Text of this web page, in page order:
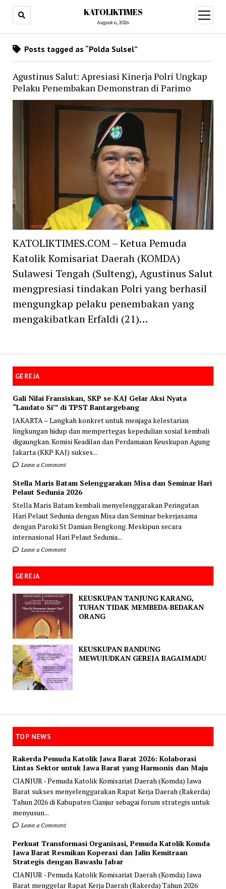
KATOLIKTIMES
August 6, 2026
open
menu
GEREJA
Gali Nilai Fransiskan, SKP se-KAJ Gelar Aksi Nyata
“Laudato Si’” di TPST Bantargebang
JAKARTA – Langkah konkret untuk menjaga kelestarian
lingkungan hidup dan mempertegas kepedulian sosial kembali
digaungkan. Komisi Keadilan dan Perdamaian Keuskupan Agung
Jakarta (KKP KAJ) sukses...
Leave a Comment
Stella Maris Batam Selenggarakan Misa dan Seminar Hari
Pelaut Sedunia 2026
Stella Maris Batam kembali menyelenggarakan Peringatan
Hari Pelaut Sedunia dengan Misa dan Seminar bekerjasama
dengan Paroki St Damian Bengkong. Meskipun secara
internasional Hari Pelaut Sedunia...
Leave a Comment
GEREJA
KEUSKUPAN TANJUNG KARANG,
TUHAN TIDAK MEMBEDA-BEDAKAN
ORANG
KEUSKUPAN BANDUNG
MEWUJUDKAN GEREJA BAGAIMADU
Posts tagged as “Polda Sulsel”
Agustinus Salut: Apresiasi Kinerja Polri Ungkap
Pelaku Penembakan Demonstran di Parimo
KATOLIKTIMES.COM – Ketua Pemuda
Katolik Komisariat Daerah (KOMDA)
Sulawesi Tengah (Sulteng), Agustinus Salut
mengpresiasi tindakan Polri yang berhasil
mengungkap pelaku penembakan yang
mengakibatkan Erfaldi (21)…
TOP NEWS
Rakerda Pemuda Katolik Jawa Barat 2026: Kolaborasi
Lintas Sektor untuk Jawa Barat yang Harmonis dan Maju
CIANJUR - Pemuda Katolik Komisariat Daerah (Komda) Jawa
Barat sukses menyelenggarakan Rapat Kerja Daerah (Rakerda)
Tahun 2026 di Kabupaten Cianjur sebagai forum strategis untuk
menyusun...
Leave a Comment
Perkuat Transformasi Organisasi, Pemuda Katolik Komda
Jawa Barat Resmikan Koperasi dan Jalin Kemitraan
Strategis dengan Bawaslu Jabar
CIANJUR - Pemuda Katolik Komisariat Daerah (Komda) Jawa
Barat menggelar Rapat Kerja Daerah (Rakerda) Tahun 2026